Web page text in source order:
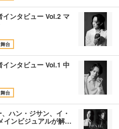
インタビュー Vol.2 マ
舞台
インタビュー Vol.1 中
舞台
ハン・ジサン、イ・
インビジュアルが解…